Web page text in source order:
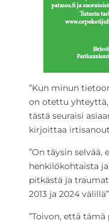
”Kun minun
on otettu
tästä seuraisi
kirjoittaa
”On täysin
henkilökohtaista
pitkästä ja
2013 ja 2024
”Toivon, että tämä